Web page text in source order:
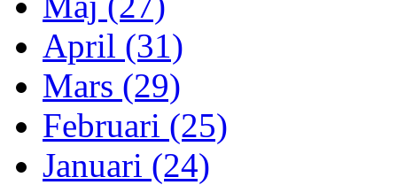
April (31)
Mars (29)
Februari (25)
Januari (24)